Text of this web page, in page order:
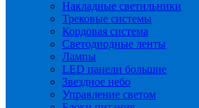
Накладные светильники
Трековые системы
Кордовая система
Светодиодные ленты
Лампы
LED панели большие
Звездное небо
Управление светом